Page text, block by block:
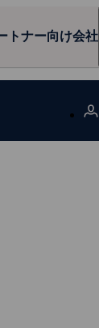
トナー向け会社